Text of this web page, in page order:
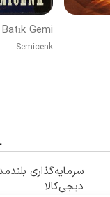
Batık Gemi
Semicenk
سرمایه‌گذاری
دیجی‌کالا